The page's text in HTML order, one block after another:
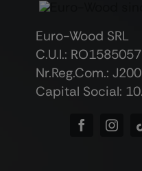
Euro-Wood SRL
C.U.I.:
Nr.Reg.Com.:
Capital Social: